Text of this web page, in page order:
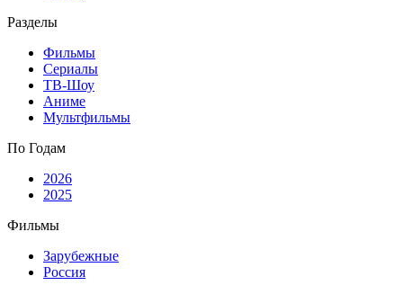
Разделы
Фильмы
Сериалы
ТВ-Шоу
Аниме
Мультфильмы
По Годам
2026
2025
Фильмы
Зарубежные
Россия